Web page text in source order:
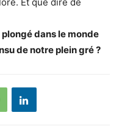
dans le monde
de notre plein gré ?